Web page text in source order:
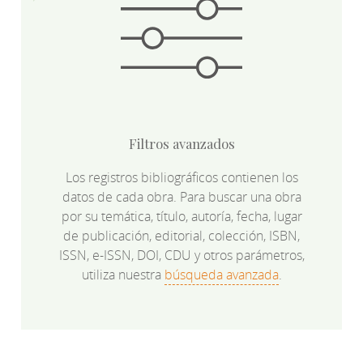
Filtros avanzados
Los registros bibliográficos contienen los
datos de cada obra. Para buscar una obra
por su temática, título, autoría, fecha, lugar
de publicación, editorial, colección, ISBN,
ISSN, e-ISSN, DOI, CDU y otros parámetros,
utiliza nuestra búsqueda avanzada.